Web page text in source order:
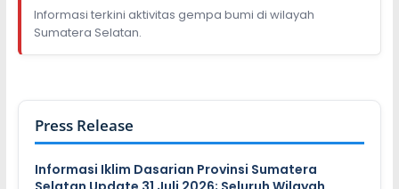
Informasi terkini aktivitas gempa bumi di wilayah
Sumatera Selatan.
Press Release
Informasi Iklim Dasarian Provinsi Sumatera